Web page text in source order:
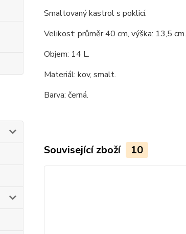
Smaltovaný kastrol s poklicí.
Velikost: průměr 40 cm, výška: 13,5 cm.
Objem: 14 L.
Materiál: kov, smalt.
Barva: černá.
Související zboží 10